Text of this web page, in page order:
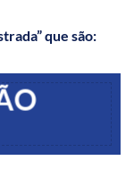
que são: